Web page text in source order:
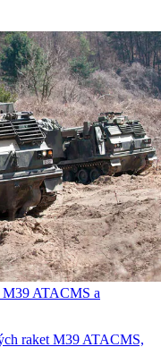
M39 ATACMS a
raket M39 ATACMS,